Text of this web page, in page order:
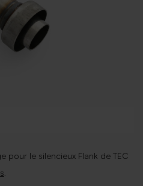
pour le silencieux Flank de TEC
.